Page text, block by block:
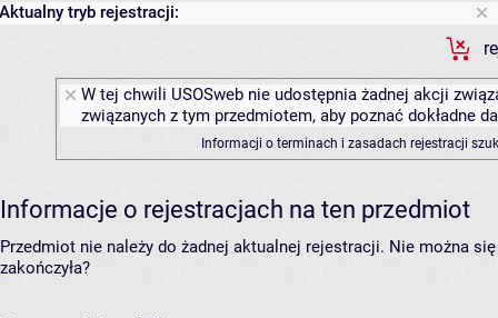
Aktualny tryb rejestracji:
W tej chwili USOSweb nie udostępnia żadnej akcji
związanych z tym przedmiotem, aby poznać dokładne
Informacji o terminach i zasadach rejestracji
Informacje o rejestracjach na ten przedmiot
Przedmiot nie należy do żadnej aktualnej rejestracji. Nie można
zakończyła?